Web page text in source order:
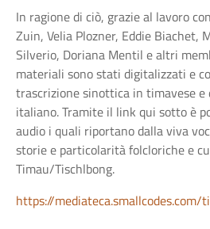
In ragione di ciò, grazie al lavoro
Zuin, Velia Plozner, Eddie Biachet,
Silverio, Doriana Mentil e altri
materiali sono stati digitalizzati e
trascrizione sinottica in timavese e
italiano. Tramite il link qui sotto è
audio i quali riportano dalla viva
storie e particolarità folcloriche e
Timau/Tischlbong.
https://mediateca.smallcodes.com/